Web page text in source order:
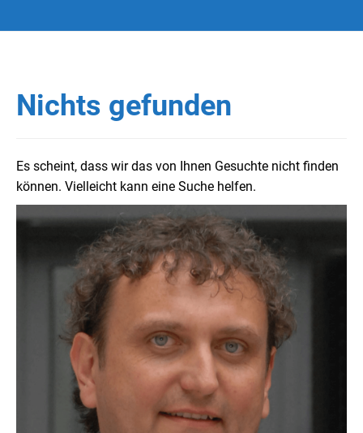
Nichts gefunden
Es scheint, dass wir das von Ihnen Gesuchte nicht finden
können. Vielleicht kann eine Suche helfen.